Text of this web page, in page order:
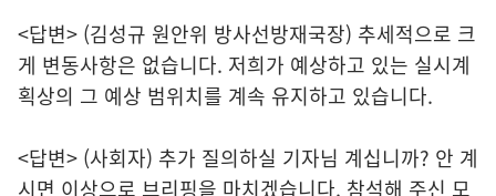
<답변> (김성규 원안위 방사선방재국장) 추세적으로 크
게 변동사항은 없습니다. 저희가 예상하고 있는 실시계
획상의 그 예상 범위치를 계속 유지하고 있습니다.
<답변> (사회자) 추가 질의하실 기자님 계십니까? 안 계
시면 이상으로 브리핑을 마치겠습니다. 참석해 주신 모